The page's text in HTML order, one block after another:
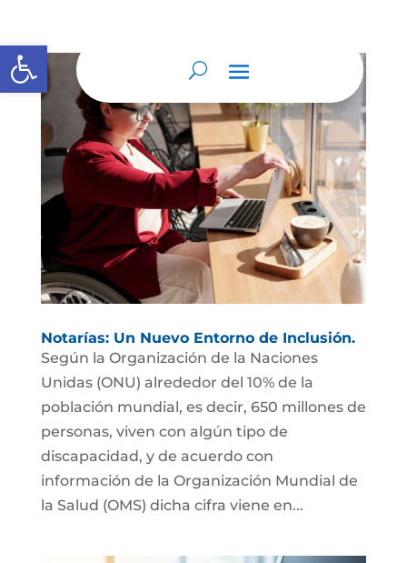
Abrir barra de herramientas
Notarías: Un Nuevo Entorno de Inclusión.
Según la Organización de la Naciones
Unidas (ONU) alrededor del 10% de la
población mundial, es decir, 650 millones de
personas, viven con algún tipo de
discapacidad, y de acuerdo con
información de la Organización Mundial de
la Salud (OMS) dicha cifra viene en...